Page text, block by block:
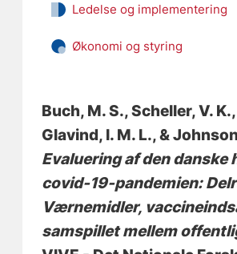
Ledelse og implementering
Økonomi og styring
Buch, M. S., Scheller, V. K.
Glavind, I. M. L., &
Evaluering af den danske
covid-19-pandemien:
Værnemidler,
samspillet mellem